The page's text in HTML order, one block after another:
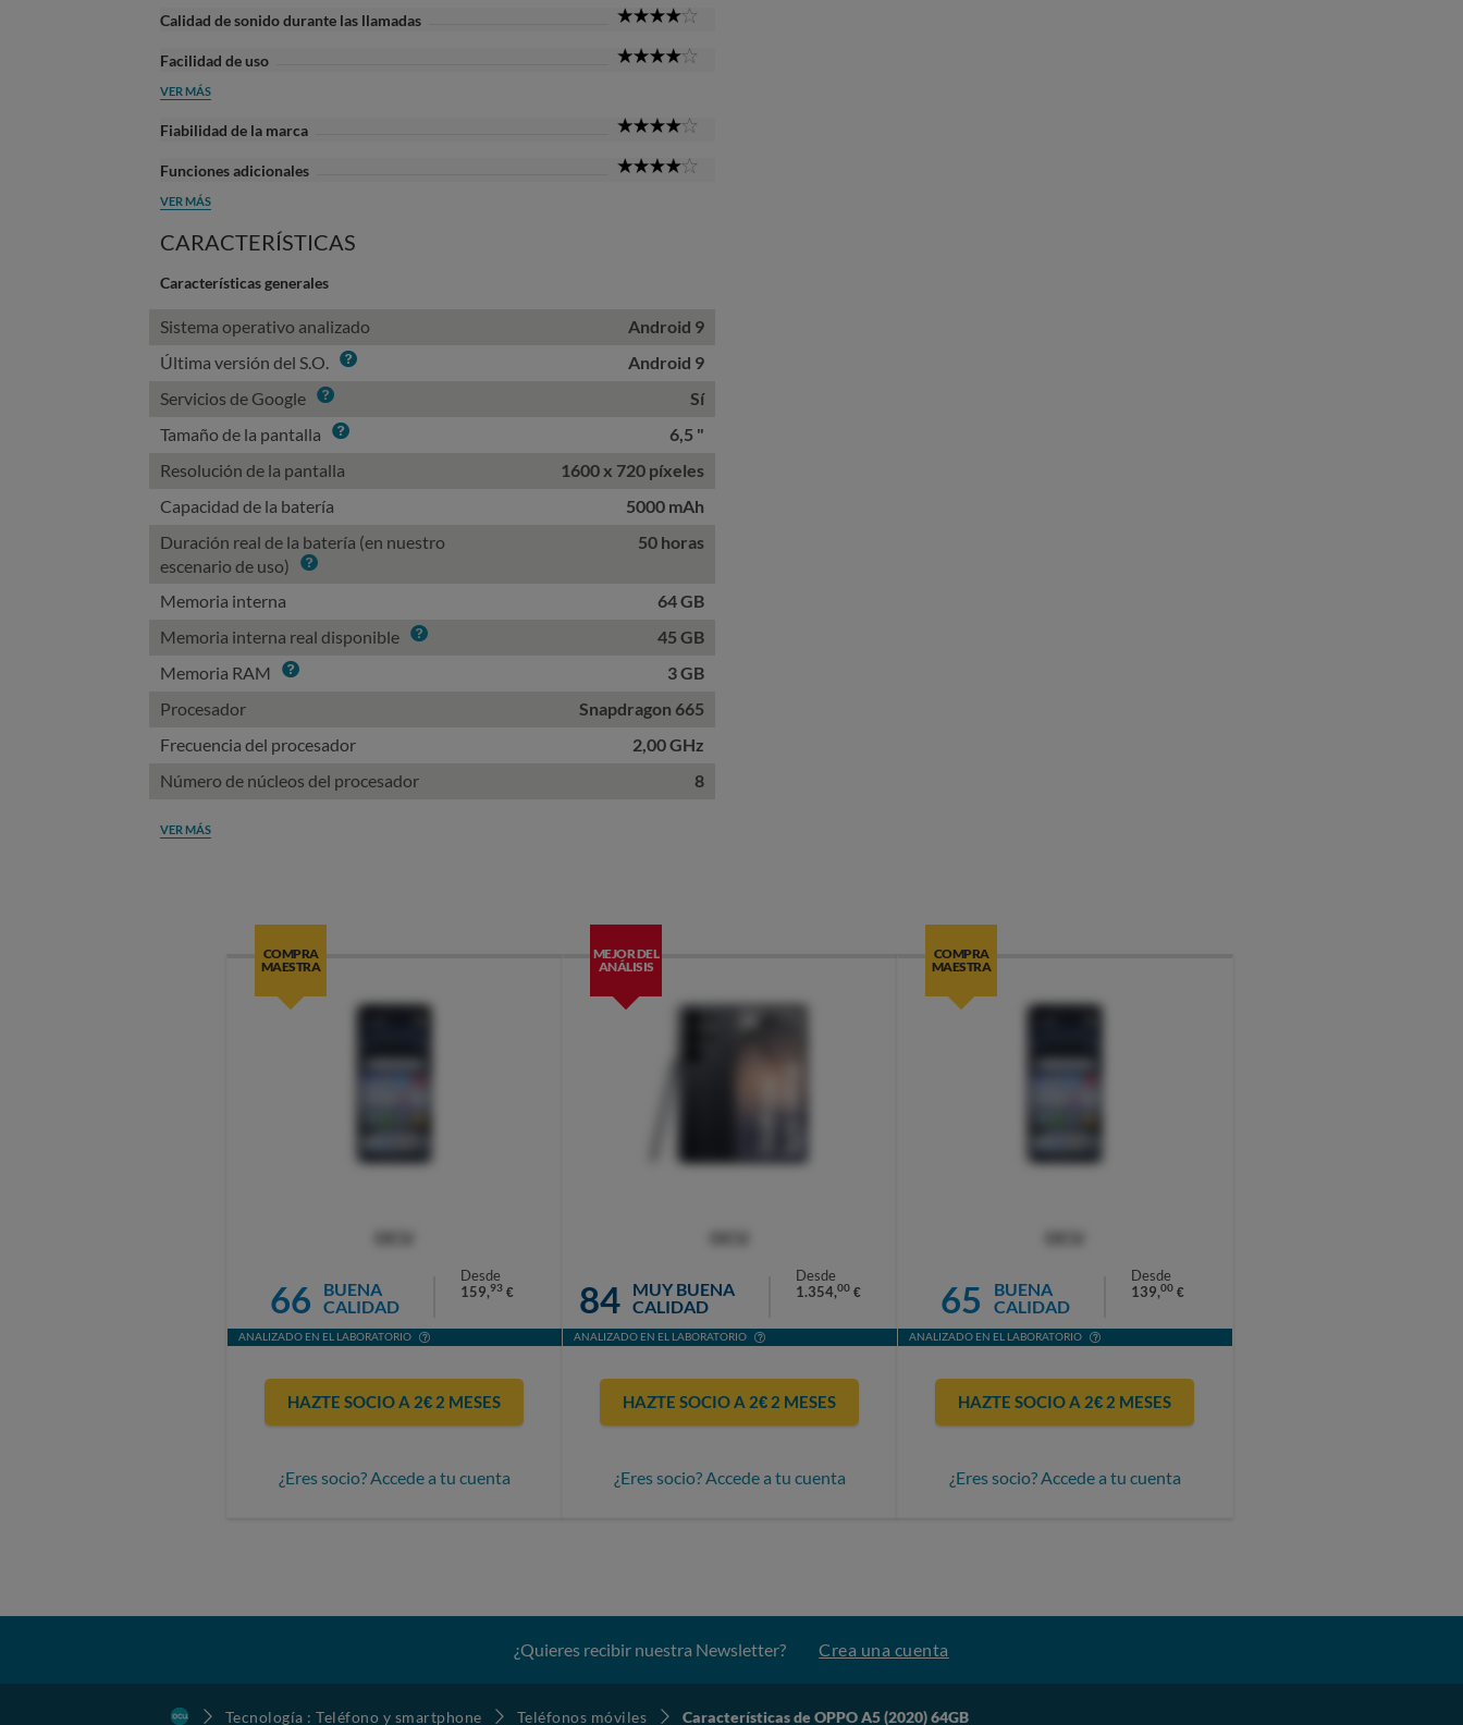
Calidad de sonido durante las llamadas
Facilidad de uso
VER MÁS
Fiabilidad de la marca
Funciones adicionales
VER MÁS
CARACTERÍSTICAS
Características generales
Sistema operativo analizado
Android 9
Última versión del S.O. Info
Android 9
Servicios de Google Info
Sí
Tamaño de la pantalla Info
6,5 "
Resolución de la pantalla
1600 x 720 píxeles
Capacidad de la batería
5000 mAh
Duración real de la batería (en nuestro
escenario de uso) Info
50 horas
Memoria interna
64 GB
Memoria interna real disponible Info
45 GB
Memoria RAM Info
3 GB
Procesador
Snapdragon 665
Frecuencia del procesador
2,00 GHz
Número de núcleos del procesador
8
VER MÁS
COMPRA
MAESTRA
66
BUENA
CALIDAD
Desde
159,93 €
ANALIZADO EN EL LABORATORIO
HAZTE SOCIO A 2€ 2 MESES
¿Eres socio? Accede a tu cuenta
MEJOR DEL
ANÁLISIS
84
MUY BUENA
CALIDAD
Desde
1.354,00 €
ANALIZADO EN EL LABORATORIO
HAZTE SOCIO A 2€ 2 MESES
¿Eres socio? Accede a tu cuenta
COMPRA
MAESTRA
65
BUENA
CALIDAD
Desde
139,00 €
ANALIZADO EN EL LABORATORIO
HAZTE SOCIO A 2€ 2 MESES
¿Eres socio? Accede a tu cuenta
¿Quieres recibir nuestra Newsletter? Crea una cuenta
Tecnología : Teléfono y smartphone Teléfonos móviles Características de OPPO A5 (2020) 64GB